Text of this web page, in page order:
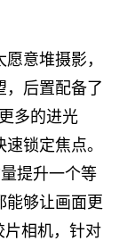
意堆摄影，
，后置配备了
多的进光
锁定焦点。
提升一个等
能够让画面更
片相机，针对